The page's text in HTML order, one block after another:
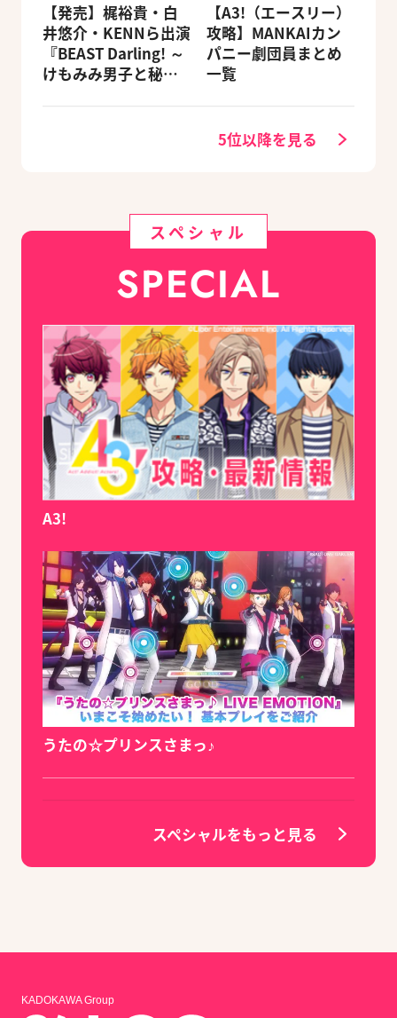
【発売】梶裕貴・白
井悠介・KENNら出演
『BEAST Darling! ～
けもみみ男子と秘密
【A3!（エースリー）
攻略】MANKAIカン
パニー劇団員まとめ
一覧
5位以降を見る
スペシャル
SPECIAL
A3!
うたの☆プリンスさまっ♪
スペシャルをもっと見る
KADOKAWA Group